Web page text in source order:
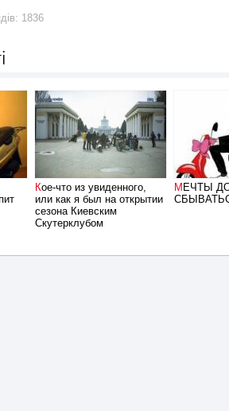
1836
Кое-что из увиденного,
или как я был на открытии
сезона Киевским
Скутерклубом
МЕЧТЫ ДОЛЖНЫ